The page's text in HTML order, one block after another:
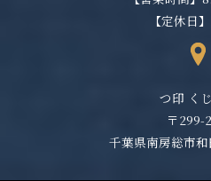
【定休日
つ印 く
〒299-
千葉県南房総市